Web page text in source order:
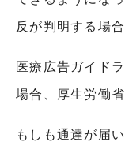
反が判明する場
医療広告ガイド
場合、厚生労働
もしも通達が届